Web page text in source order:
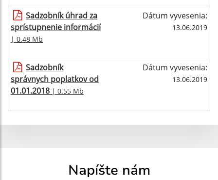
Sadzobník úhrad za
sprístupnenie informácií
| 0.48 Mb
Dátum vyvesenia:
13.06.2019
Sadzobník
správnych poplatkov od
01.01.2018 | 0.55 Mb
Dátum vyvesenia:
13.06.2019
Napíšte nám